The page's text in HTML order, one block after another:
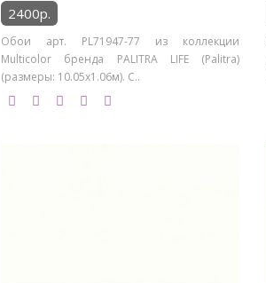
2400р.
Обои арт. PL71947-77 из коллекции
Multicolor бренда PALITRA LIFE (Palitra)
(размеры: 10.05х1.06м). С..